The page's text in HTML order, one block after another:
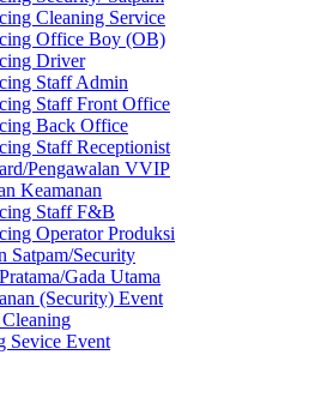
Cleaning Service
Office Boy (OB)
Driver
Staff Admin
Staff Front Office
Back Office
Staff Receptionist
Pengawalan VVIP
Keamanan
Staff F&B
Operator Produksi
Satpam/Security
Gada Utama
(Security) Event
Cleaning
Sevice Event